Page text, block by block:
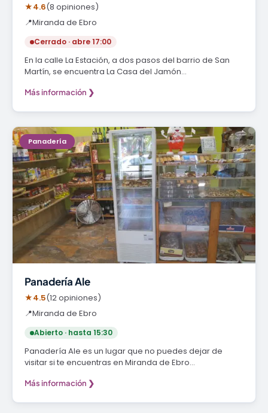
★4.6(8 opiniones)
📍Miranda de Ebro
Cerrado · abre 17:00
En la calle La Estación, a dos pasos del barrio de San
Martín, se encuentra La Casa del Jamón…
Más información ❯
Panadería
Panadería Ale
★4.5(12 opiniones)
📍Miranda de Ebro
Abierto · hasta 15:30
Panadería Ale es un lugar que no puedes dejar de
visitar si te encuentras en Miranda de Ebro…
Más información ❯